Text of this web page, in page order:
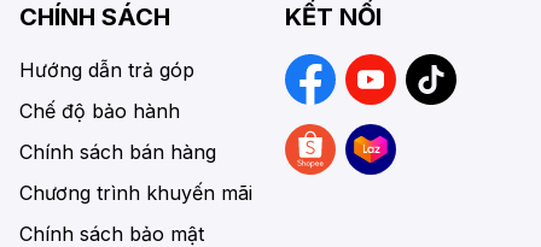
CHÍNH SÁCH
Hướng dẫn trả góp
Chế độ bảo hành
Chính sách bán hàng
Chương trình khuyến mãi
Chính sách bảo mật
KẾT NỐI